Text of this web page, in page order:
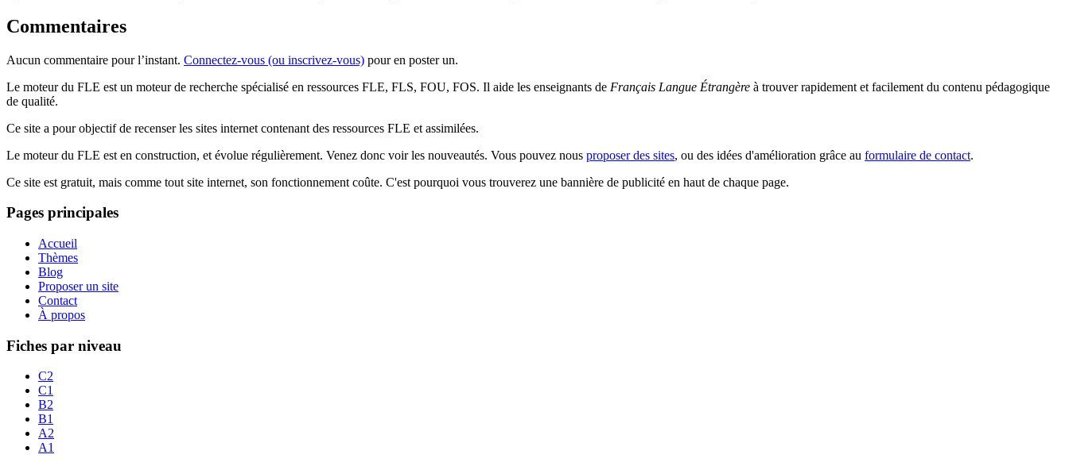
Commentaires
Aucun commentaire pour l’instant. Connectez-vous (ou inscrivez-vous) pour en poster un.
Le moteur du FLE est un moteur de recherche spécialisé en ressources FLE, FLS, FOU, FOS. Il aide les enseignants de Français Langue Étrangère à trouver rapidement et facilement du contenu pédagogique
de qualité.
Ce site a pour objectif de recenser les sites internet contenant des ressources FLE et assimilées.
Le moteur du FLE est en construction, et évolue régulièrement. Venez donc voir les nouveautés. Vous pouvez nous proposer des sites, ou des idées d'amélioration grâce au formulaire de contact.
Ce site est gratuit, mais comme tout site internet, son fonctionnement coûte. C'est pourquoi vous trouverez une bannière de publicité en haut de chaque page.
Pages principales
Accueil
Thèmes
Blog
Proposer un site
Contact
À propos
Fiches par niveau
C2
C1
B2
B1
A2
A1